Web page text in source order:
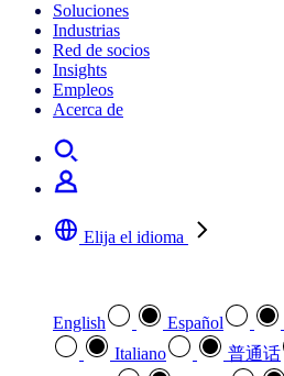
Soluciones
Industrias
Red de socios
Insights
Empleos
Acerca de
Elija el idioma
English Español
Italiano
普通话